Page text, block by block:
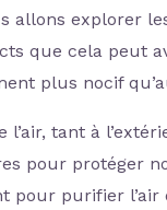
allons explorer
que cela peut
plus nocif
tant à
pour protéger
pour purifier